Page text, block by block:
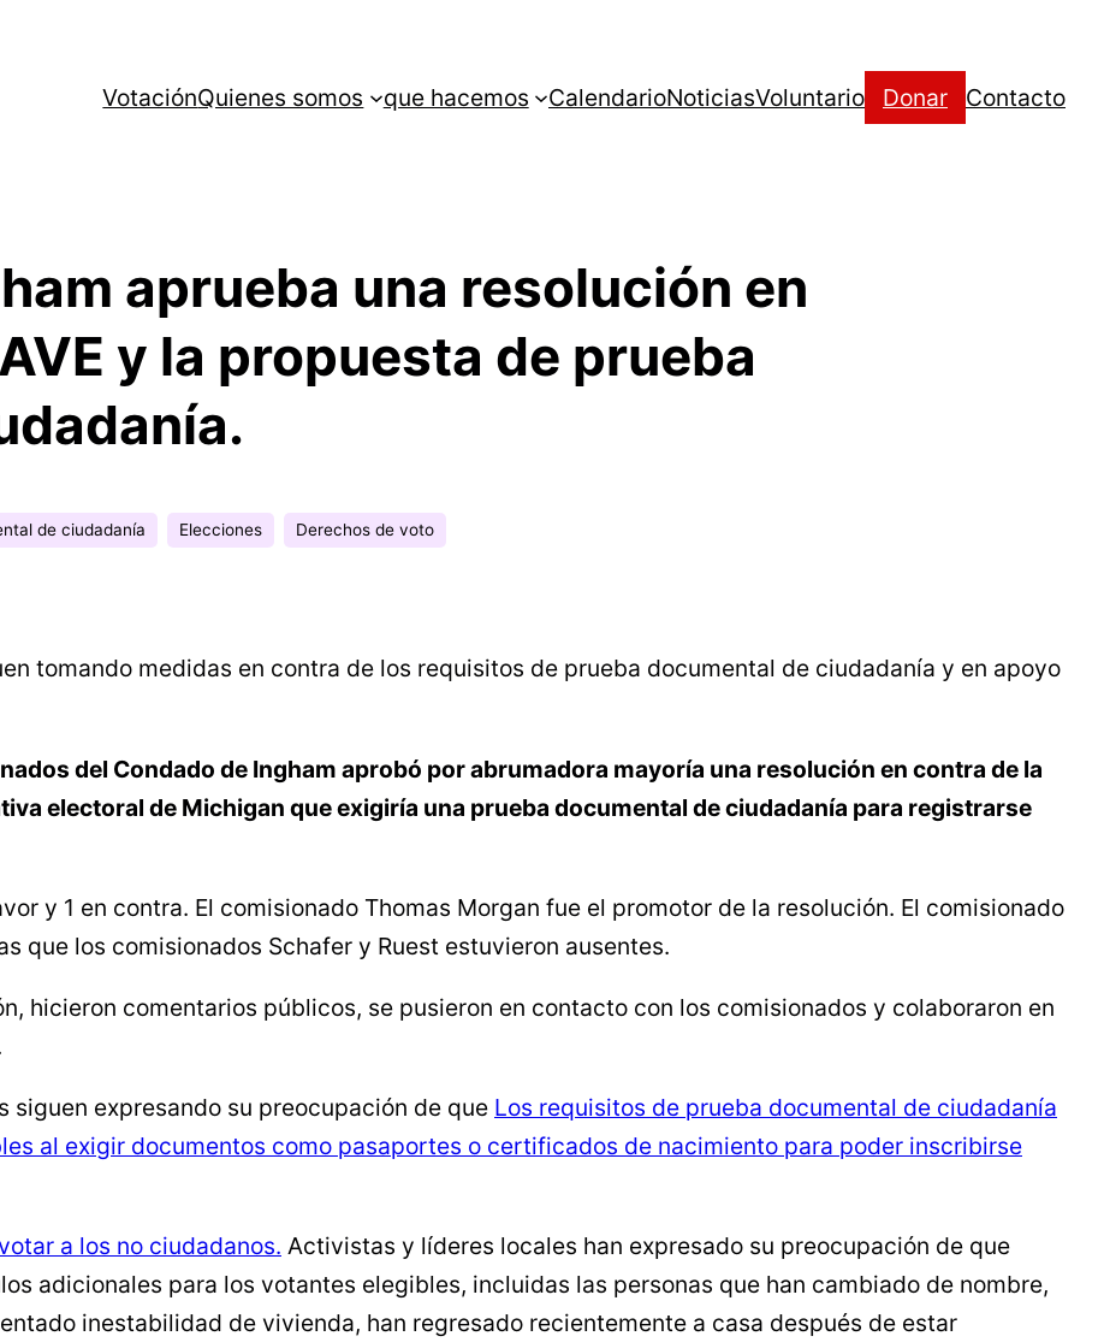
VotaciónQuienes somos que hacemos CalendarioNoticiasVoluntario Donar Contacto
aprueba una resolución en
y la propuesta de prueba
de ciudadanía Elecciones Derechos de voto
tomando medidas en contra de los requisitos de prueba documental de ciudadanía y en apoyo
del Condado de Ingham aprobó por abrumadora mayoría una resolución en contra de la
electoral de Michigan que exigiría una prueba documental de ciudadanía para registrarse
y 1 en contra. El comisionado Thomas Morgan fue el promotor de la resolución. El comisionado
que los comisionados Schafer y Ruest estuvieron ausentes.
hicieron comentarios públicos, se pusieron en contacto con los comisionados y colaboraron en
expresando su preocupación de que Los requisitos de prueba documental de ciudadanía
al exigir documentos como pasaportes o certificados de nacimiento para poder inscribirse
a los no ciudadanos. Activistas y líderes locales han expresado su preocupación de que
adicionales para los votantes elegibles, incluidas las personas que han cambiado de nombre,
inestabilidad de vivienda, han regresado recientemente a casa después de estar